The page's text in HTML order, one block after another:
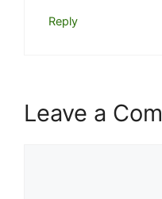
Reply
Leave a